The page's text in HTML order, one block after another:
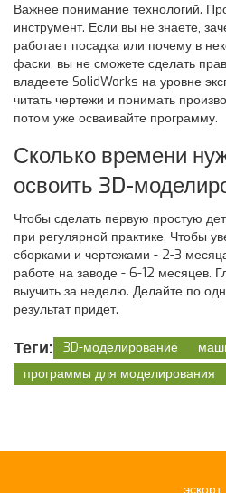
Важнее понимание технологий.
инструмент. Если вы не знаете,
работает посадка или почему в
фаски, вы не сможете сделать
владеете SolidWorks на уровне
читать чертежи и понимать
потом уже осваивайте программу.
Сколько времени
освоить 3D-
Чтобы сделать первую простую
при регулярной практике. Чтобы
сборками и чертежами - 2-3
работе на заводе - 6-12 месяцев.
выучить за неделю. Делайте по
результат придет.
Теги: 3D-моделирование
программы для моделирования